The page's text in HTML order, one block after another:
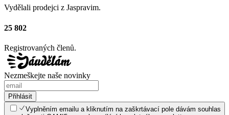
Vydělali prodejci z Jaspravim.
25 802
Registrovaných členů.
Nezmeškejte naše novinky
Přihlásit
Vyplněním emailu a kliknutím na zaškrtávací pole dávám souhlas